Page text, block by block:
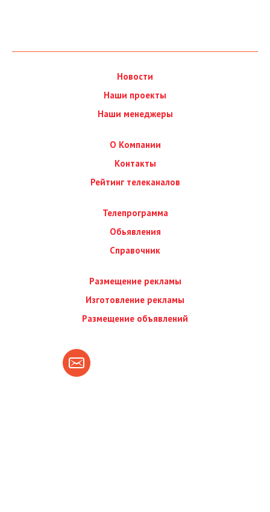
Новости
Наши проекты
Наши менеджеры
О Компании
Контакты
Рейтинг телеканалов
Телепрограмма
Обьявления
Справочник
Размещение рекламы
Изготовление рекламы
Размещение объявлений